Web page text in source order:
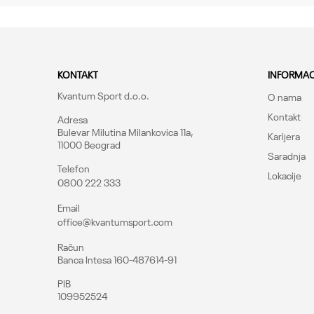
Postupak održavanja
Kvantum sport d.o.o.
Pošalji
KONTAKT
Kvantum Sport d.o.o.
Adresa
Bulevar Milutina Milankovica 11a,
11000 Beograd
Telefon
0800 222 333
Email
office@kvantumsport.com
Račun
Banca Intesa 160-487614-91
PIB
109952524
O nama
Kontakt
Karijera
Saradnja
Lokacije